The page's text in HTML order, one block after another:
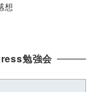
想
勉強会